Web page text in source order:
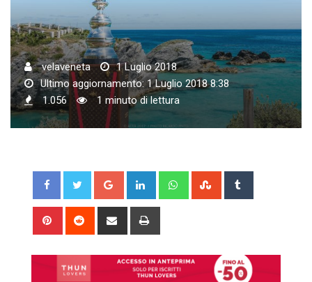
velaveneta
1 Luglio 2018
Ultimo aggiornamento: 1 Luglio 2018 8:38
1.056
1 minuto di lettura
Google+ LinkedIn WhatsappStumbleUpon
Pinterest Reddit
Share